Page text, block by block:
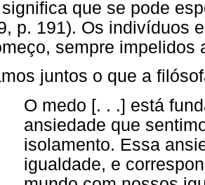
que se pode
p. 191). Os indivíduos
sempre impelidos
juntos o que a
O medo [. . .] está
ansiedade que
isolamento. Essa
igualdade, e